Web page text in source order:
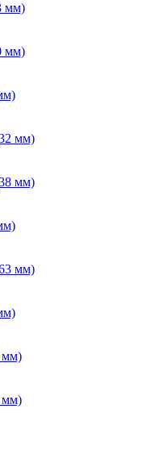
мм)
мм)
мм)
мм)
мм)
мм)
мм)